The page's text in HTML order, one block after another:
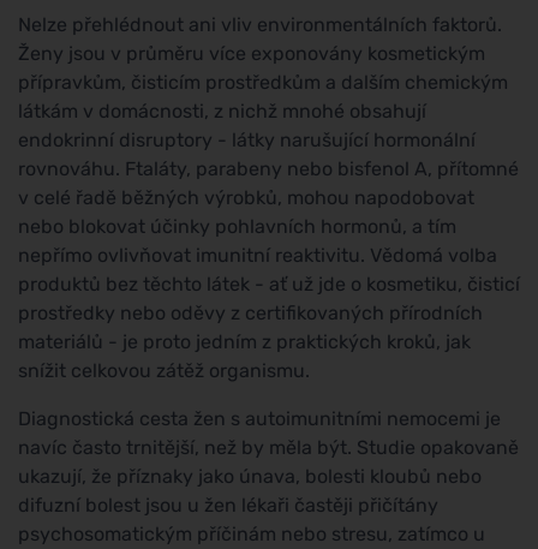
Nelze přehlédnout ani vliv environmentálních faktorů.
Ženy jsou v průměru více exponovány kosmetickým
přípravkům, čisticím prostředkům a dalším chemickým
látkám v domácnosti, z nichž mnohé obsahují
endokrinní disruptory - látky narušující hormonální
rovnováhu. Ftaláty, parabeny nebo bisfenol A, přítomné
v celé řadě běžných výrobků, mohou napodobovat
nebo blokovat účinky pohlavních hormonů, a tím
nepřímo ovlivňovat imunitní reaktivitu. Vědomá volba
produktů bez těchto látek - ať už jde o kosmetiku, čisticí
prostředky nebo oděvy z certifikovaných přírodních
materiálů - je proto jedním z praktických kroků, jak
snížit celkovou zátěž organismu.
Diagnostická cesta žen s autoimunitními nemocemi je
navíc často trnitější, než by měla být. Studie opakovaně
ukazují, že příznaky jako únava, bolesti kloubů nebo
difuzní bolest jsou u žen lékaři častěji přičítány
psychosomatickým příčinám nebo stresu, zatímco u